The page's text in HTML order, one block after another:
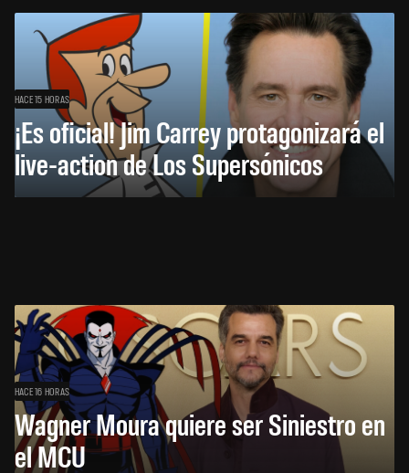
HACE 15 HORAS
¡Es oficial! Jim Carrey protagonizará el
live-action de Los Supersónicos
HACE 16 HORAS
Wagner Moura quiere ser Siniestro en
el MCU